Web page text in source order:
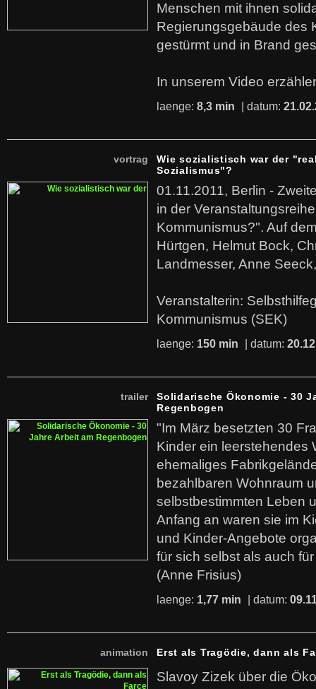
Menschen mit ihnen
Regierungsgebäude des
gestürmt und in Brand
In unserem Video
laenge: 8,3 min | datum:
vortrag
Wie sozialistisch war der
Sozialismus"?
01.11.2011, Berlin -
in der
Kommunismus?". Auf
Hürtgen, Helmut Bock,
Landmesser, Anne
Veranstalterin:
Kommunismus (SEK)
laenge: 150 min | datum:
trailer
Solidarische Ökonomie - 30
Regenbogen
"Im März besetzten 30
Kinder ein leerstehendes
ehemaliges
bezahlbaren Wohnraum
selbstbestimmten Leben
Anfang an waren sie im
und Kinder-Angebote
für sich selbst als auch
(Anne Frisius)
laenge: 1,77 min | datum:
animation Erst als Tragödie, dann als
Slavoy Zizek über die